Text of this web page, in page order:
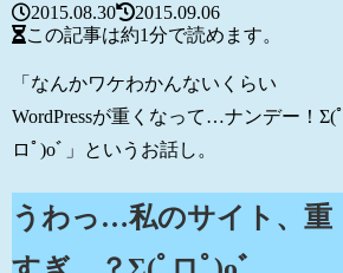
2015.08.30
2015.09.06
この記事は約1分で読めます。
「なんかワケわかんないくらい
WordPressが重くなって…ナンデー！Σ(ﾟ
ロﾟ)oﾞ」というお話し。
うわっ…私のサイト、重